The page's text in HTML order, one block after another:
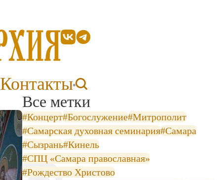
Контакты
Все метки
#Концерт#Богослужение#Митрополит
#Самарская духовная семинария#Самара
#Сызрань#Кинель
#СПЦ «Самара православная»
#Рождество Христово